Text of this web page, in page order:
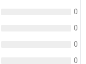
màng UF
620mm
0
0
0
0